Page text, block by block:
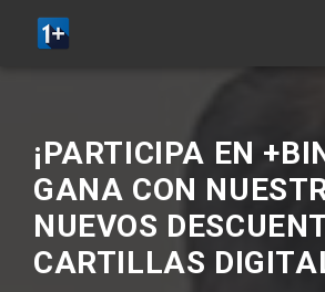
¡PARTICIPA EN
GANA CON
NUEVOS
CARTILLAS